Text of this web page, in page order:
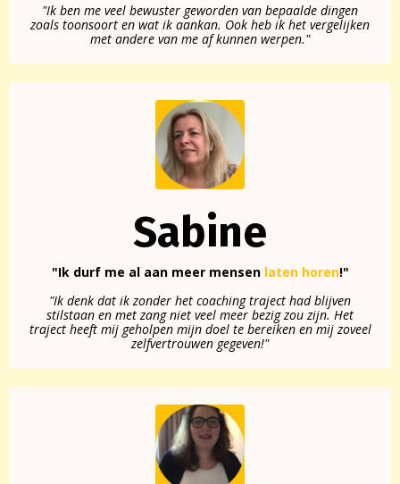
"Ik ben me veel bewuster geworden van bepaalde dingen
zoals toonsoort en wat ik aankan. Ook heb ik het vergelijken
met andere van me af kunnen werpen."
Sabine
"Ik durf me al aan meer mensen laten horen!"
"Ik denk dat ik zonder het coaching traject had blijven
stilstaan en met zang niet veel meer bezig zou zijn. Het
traject heeft mij geholpen mijn doel te bereiken en mij zoveel
zelfvertrouwen gegeven!"